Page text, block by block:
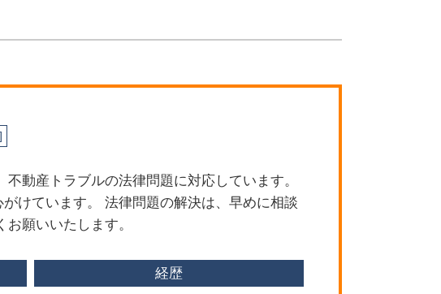
債権回収 注意点
刑事事件 逮捕されない
離婚 準備
債権回収 法律
動産トラブルの法律問題に対応しています。
けています。 法律問題の解決は、早めに相談
願いいたします。
経歴